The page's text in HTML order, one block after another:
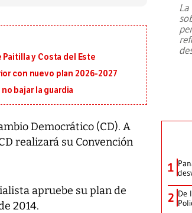
y Costa del Este
con nuevo plan 2026-2027
bajar la guardia
Democrático (CD). A
realizará su Convención
apruebe su plan de
2014.
1
2 De